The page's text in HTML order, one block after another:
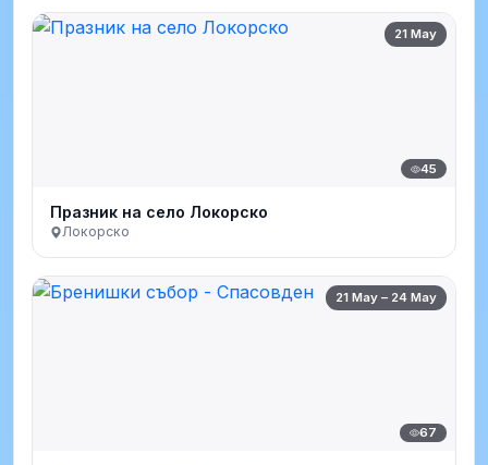
21 May
45
Празник на село Локорско
Локорско
21 May – 24 May
67